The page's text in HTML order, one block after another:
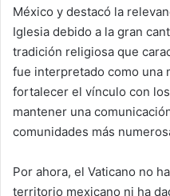
México y destacó la
Iglesia debido a la gran
tradición religiosa que
fue interpretado como una
fortalecer el vínculo con
mantener una
comunidades más
Por ahora, el Vaticano no
territorio mexicano ni ha